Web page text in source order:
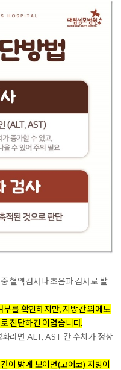
혈액검사나 초음파 검사로 발
를 확인하지만, 지방간 외에도
진단하긴 어렵습니다.
라면 ALT, AST 간 수치가 정상
이 밝게 보이면(고에코) 지방이